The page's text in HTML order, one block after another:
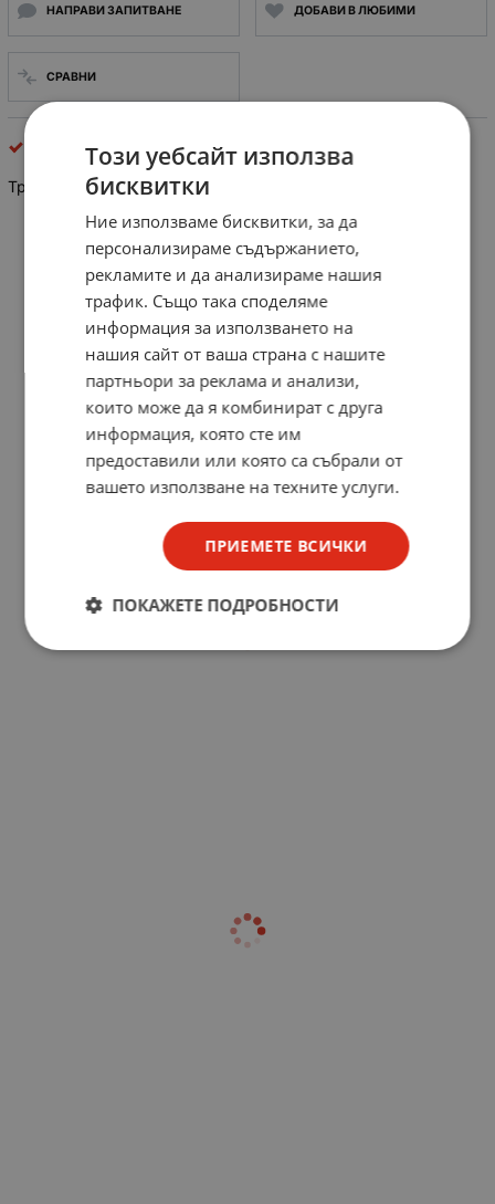
НАПРАВИ ЗАПИТВАНЕ ДОБАВИ В ЛЮБИМИ
СРАВНИ
Промишлени ремъци
Трапецовиден ремък ЗЕБРА 13x8x900
Този уебсайт използва
бисквитки
Ние използваме бисквитки, за да
персонализираме съдържанието,
рекламите и да анализираме нашия
трафик. Също така споделяме
информация за използването на
нашия сайт от ваша страна с нашите
партньори за реклама и анализи,
които може да я комбинират с друга
информация, която сте им
предоставили или която са събрали от
вашето използване на техните услуги.
ПРИЕМЕТЕ ВСИЧКИ
ПОКАЖЕТЕ ПОДРОБНОСТИ